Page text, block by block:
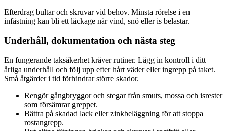
Efterdrag bultar och skruvar vid behov. Minsta rörelse i en
infästning kan bli ett läckage när vind, snö eller is belastar.
Underhåll, dokumentation och nästa steg
En fungerande taksäkerhet kräver rutiner. Lägg in kontroll i ditt
årliga underhåll och följ upp efter hårt väder eller ingrepp på taket.
Små åtgärder i tid förhindrar större skador.
Rengör gångbryggor och stegar från smuts, mossa och isrester
som försämrar greppet.
Bättra på skadad lack eller zinkbeläggning för att stoppa
rostangrepp.